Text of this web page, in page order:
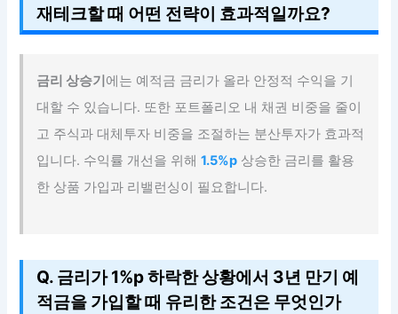
재테크할 때 어떤 전략이 효과적일까요?
금리 상승기 에는 예적금 금리가 올라 안정적 수익을 기
대할 수 있습니다. 또한 포트폴리오 내 채권 비중을 줄이
고 주식과 대체투자 비중을 조절하는 분산투자가 효과적
입니다. 수익률 개선을 위해1.5%p 상승한 금리를 활용
한 상품 가입과 리밸런싱이 필요합니다.
Q. 금리가 1%p 하락한 상황에서 3년 만기 예
적금을 가입할 때 유리한 조건은 무엇인가